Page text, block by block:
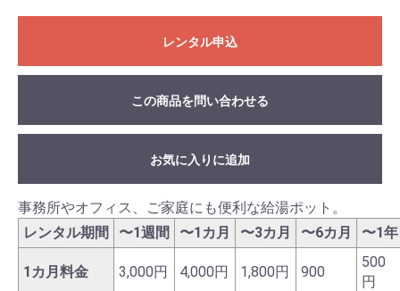
レンタル申込
この商品を問い合わせる
お気に入りに追加
事務所やオフィス、ご家庭にも便利な給湯ポット。
レンタル期間
〜1週間 〜1カ月 〜3カ月 〜6カ月 〜1年
1カ月料金 3,000円 4,000円 1,800円 900
500
円